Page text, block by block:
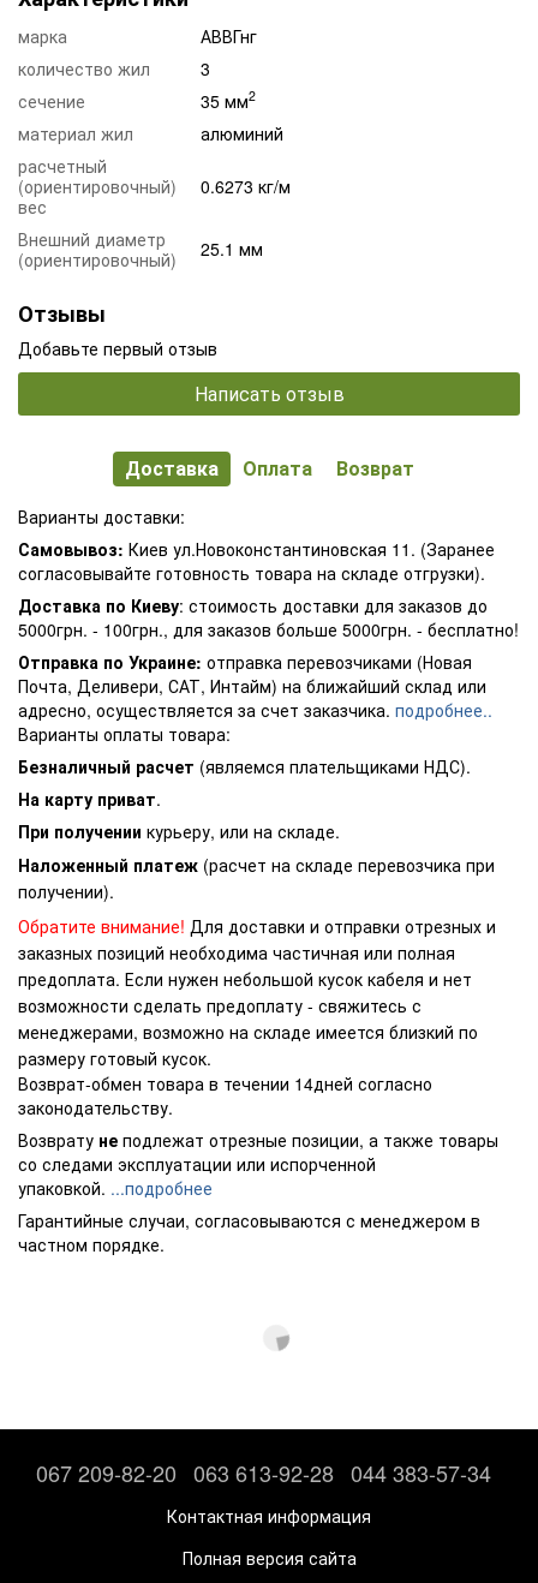
марка
АВВГнг
количество жил
3
сечение
35 мм2
материал жил
алюминий
расчетный
(ориентировочный)
вес
0.6273 кг/м
Внешний диаметр
(ориентировочный)
25.1 мм
Отзывы
Добавьте первый отзыв
Написать отзыв
Доставка Оплата Возврат
Варианты доставки:
Самовывоз: Киев ул.Новоконстантиновская 11. (Заранее
согласовывайте готовность товара на складе отгрузки).
Доставка по Киеву: стоимость доставки для заказов до
5000грн. - 100грн., для заказов больше 5000грн. - бесплатно!
Отправка по Украине: отправка перевозчиками (Новая
Почта, Деливери, САТ, Интайм) на ближайший склад или
адресно, осуществляется за счет заказчика. подробнее..
Варианты оплаты товара:
Безналичный расчет (являемся плательщиками НДС).
На карту приват.
При получении курьеру, или на складе.
Наложенный платеж (расчет на складе перевозчика при
получении).
Обратите внимание! Для доставки и отправки отрезных и
заказных позиций необходима частичная или полная
предоплата. Если нужен небольшой кусок кабеля и нет
возможности сделать предоплату - свяжитесь с
менеджерами, возможно на складе имеется близкий по
размеру готовый кусок.
Возврат-обмен товара в течении 14дней согласно
законодательству.
Возврату не подлежат отрезные позиции, а также товары
со следами эксплуатации или испорченной
упаковкой. ...подробнее
Гарантийные случаи, согласовываются с менеджером в
частном порядке.
067 209-82-20 063 613-92-28 044 383-57-34
Контактная информация
Полная версия сайта